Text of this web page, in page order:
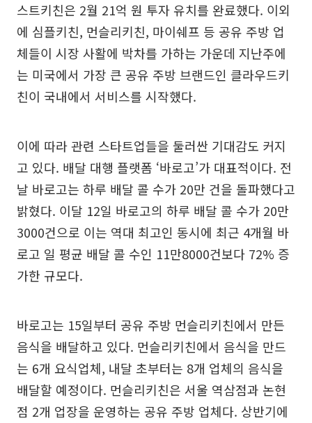
스트키친은 2월 21억 원 투자 유치를 완료했다. 이외
에 심플키친, 먼슬리키친, 마이쉐프 등 공유 주방 업
체들이 시장 사활에 박차를 가하는 가운데 지난주에
는 미국에서 가장 큰 공유 주방 브랜드인 클라우드키
친이 국내에서 서비스를 시작했다.
이에 따라 관련 스타트업들을 둘러싼 기대감도 커지
고 있다. 배달 대행 플랫폼 ‘바로고’가 대표적이다. 전
날 바로고는 하루 배달 콜 수가 20만 건을 돌파했다고
밝혔다. 이달 12일 바로고의 하루 배달 콜 수가 20만
3000건으로 이는 역대 최고인 동시에 최근 4개월 바
로고 일 평균 배달 콜 수인 11만8000건보다 72% 증
가한 규모다.
바로고는 15일부터 공유 주방 먼슬리키친에서 만든
음식을 배달하고 있다. 먼슬리키친에서 음식을 만드
는 6개 요식업체, 내달 초부터는 8개 업체의 음식을
배달할 예정이다. 먼슬리키친은 서울 역삼점과 논현
점 2개 업장을 운영하는 공유 주방 업체다. 상반기에